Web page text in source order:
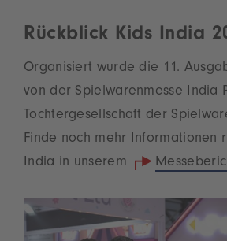
Rückblick Kids India
Organisiert wurde die 11.
von der Spielwarenmesse India
Tochtergesellschaft der
Finde noch mehr Informationen
India in unserem